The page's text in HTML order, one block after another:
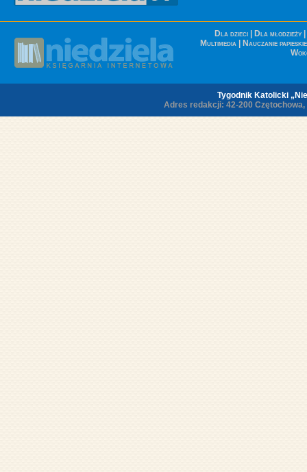
Dla dzieci Dla młodzieży
Multimedia| Nauczanie papieskie
Tygodnik Katolicki
Adres redakcji: 42-200 Czętochowa,